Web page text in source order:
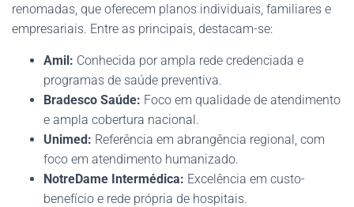
renomadas, que oferecem planos individuais, familiares e
empresariais. Entre as principais, destacam-se:
Amil: Conhecida por ampla rede credenciada e
programas de saúde preventiva.
Bradesco Saúde: Foco em qualidade de atendimento
e ampla cobertura nacional.
Unimed: Referência em abrangência regional, com
foco em atendimento humanizado.
NotreDame Intermédica: Excelência em custo-
benefício e rede própria de hospitais.